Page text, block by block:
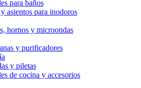
para baños
asientos para inodoros
hornos y microondas
y purificadores
y piletas
de cocina y accesorios